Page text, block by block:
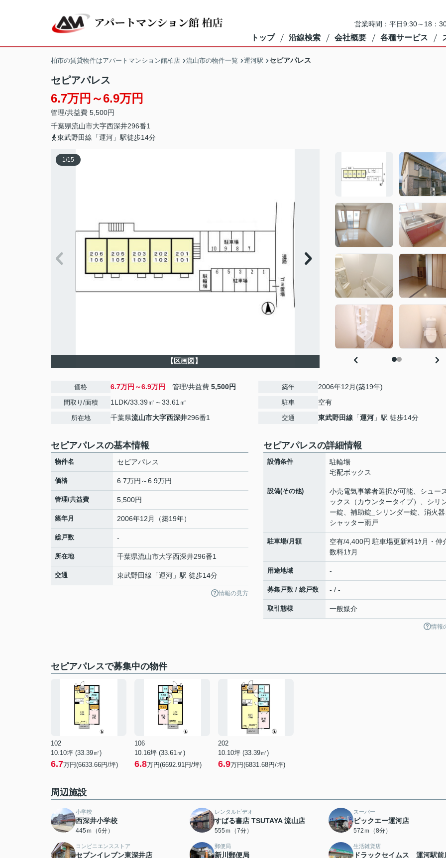
営業時間：平日9:30～18
トップ 沿線検索 会社概要 各種サービス
柏市の賃貸物件はアパートマンション館柏店 流山市の物件一覧 運河駅 セピアパレス
セピアパレス
6.7万円～6.9万円
管理/共益費 5,500円
千葉県流山市大字西深井296番1
東武野田線「運河」駅徒歩14分
1/15
【区画図】
価格 6.7万円～6.9万円 管理/共益費 5,500円
間取り/面積 1LDK/33.39㎡～33.61㎡
所在地 千葉県流山市大字西深井296番1
築年 2006年12月(築19年)
駐車 空有
交通 東武野田線 「運河 」駅 徒歩14分
セピアパレスの基本情報
物件名 セピアパレス
価格 6.7万円～6.9万円
管理/共益費 5,500円
築年月 2006年12月（築19年）
総戸数 -
所在地 千葉県流山市大字西深井296番1
交通 東武野田線 「運河 」駅 徒歩14分
情報の見方
セピアパレスの詳細情報
設備条件
駐輪場
宅配ボックス
設備(その他)
小売電気事業者選択が可能、シュー
ックス（カウンタータイプ）、シリ
ー錠、補助錠_シリンダー錠、消火
シャッター雨戸
駐車場/月額
空有/4,400円 駐車場更新料1ｹ月・仲
数料1ｹ月
用途地域 -
募集戸数 / 総戸数 - / -
取引態様 一般媒介
情報
セピアパレスで募集中の物件
102
10.10坪 (33.39㎡)
6.7万円(6633.66円/坪)
106
10.16坪 (33.61㎡)
6.8万円(6692.91円/坪)
202
10.10坪 (33.39㎡)
6.9万円(6831.68円/坪)
周辺施設
小学校
西深井小学校
445ｍ（6分）
レンタルビデオ
すばる書店 TSUTAYA 流山店
555ｍ（7分）
スーパー
ビックエー運河店
572ｍ（8分）
コンビニエンスストア
セブンイレブン東深井店
郵便局
新川郵便局
生活雑貨店
ドラックセイムス 運河駅前